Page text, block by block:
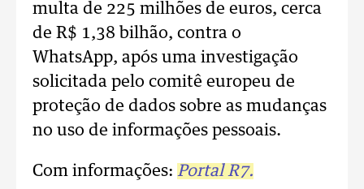
multa de 225 milhões de euros, cerca
de R$ 1,38 bilhão, contra o
WhatsApp, após uma investigação
solicitada pelo comitê europeu de
proteção de dados sobre as mudanças
no uso de informações pessoais.
Com informações: Portal R7.